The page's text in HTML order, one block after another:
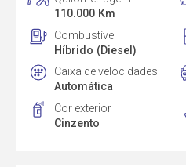
110.000 Km
Combustível
Híbrido (Diesel)
Caixa de velocidades
Automática
Cor exterior
Cinzento